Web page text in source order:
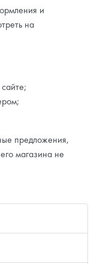
и
на
предложения,
магазина не